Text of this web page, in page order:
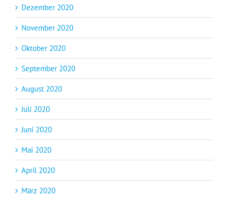
Dezember 2020
November 2020
Oktober 2020
September 2020
August 2020
Juli 2020
Juni 2020
Mai 2020
April 2020
März 2020